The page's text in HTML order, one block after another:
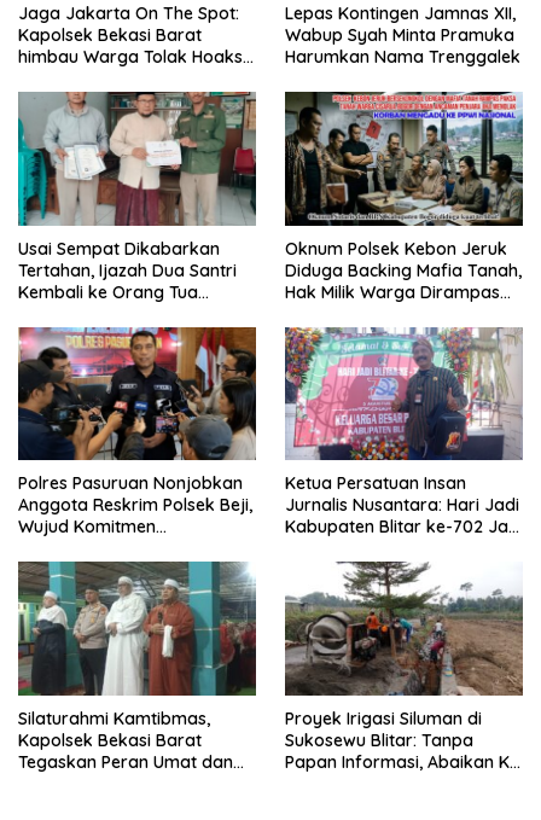
Jaga Jakarta On The Spot:
Kapolsek Bekasi Barat
himbau Warga Tolak Hoaks
Sholat Jumat
Lepas Kontingen Jamnas XII,
Wabup Syah Minta Pramuka
Harumkan Nama Trenggalek
Usai Sempat Dikabarkan
Tertahan, Ijazah Dua Santri
Kembali ke Orang Tua
Oknum Polsek Kebon Jeruk
Diduga Backing Mafia Tanah,
Hak Milik Warga Dirampas
Polres Pasuruan Nonjobkan
Anggota Reskrim Polsek Beji,
Wujud Komitmen
Dugaan Penganiayaan
Ketua Persatuan Insan
Jurnalis Nusantara: Hari Jadi
Kabupaten Blitar ke-702 Jadi
Pembangunan
Silaturahmi Kamtibmas,
Kapolsek Bekasi Barat
Tegaskan Peran Umat dan
Proyek Irigasi Siluman di
Sukosewu Blitar: Tanpa
Papan Informasi, Abaikan K3,